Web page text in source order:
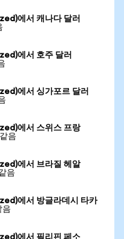
에서 캐나다 달러
에서 호주 달러
에서 싱가포르 달러
에서 스위스 프랑
음
에서 브라질 헤알
음
에서 방글라데시 타카
음
에서 필리핀 페소